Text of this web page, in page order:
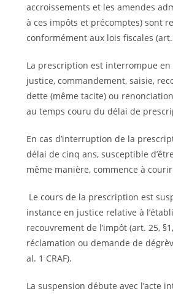
accroissements et les amendes
à ces impôts et précomptes) sont
conformément aux lois fiscales (art.
La prescription est interrompue en
justice, comman­dement, saisie,
dette (même tacite) ou
au temps couru du délai de
En cas d’interruption de la
délai de cinq ans, susceptible
même manière, commence à courir
Le cours de la prescription est
instance en justice relative à
recouvrement de l’impôt (art. 25,
réclamation ou demande de
al. 1 CRAF).
La suspension débute avec l’acte